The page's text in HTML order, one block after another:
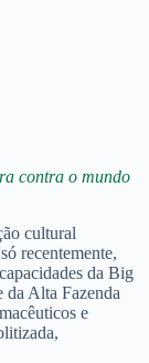
contra o mundo
cultural
recentemente,
da Big
da Alta Fazenda
e